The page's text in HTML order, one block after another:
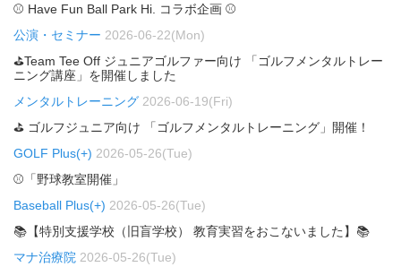
⚾ Have Fun Ball Park Hi. コラボ企画 ⚾
公演・セミナー 2026-06-22(Mon)
⛳Team Tee Off ジュニアゴルファー向け 「ゴルフメンタルトレー
ニング講座」を開催しました
メンタルトレーニング 2026-06-19(Fri)
⛳ ゴルフジュニア向け 「ゴルフメンタルトレーニング」開催！
GOLF Plus(+) 2026-05-26(Tue)
⚾「野球教室開催」
Baseball Plus(+) 2026-05-26(Tue)
📚【特別支援学校（旧盲学校） 教育実習をおこないました】📚
マナ治療院 2026-05-26(Tue)